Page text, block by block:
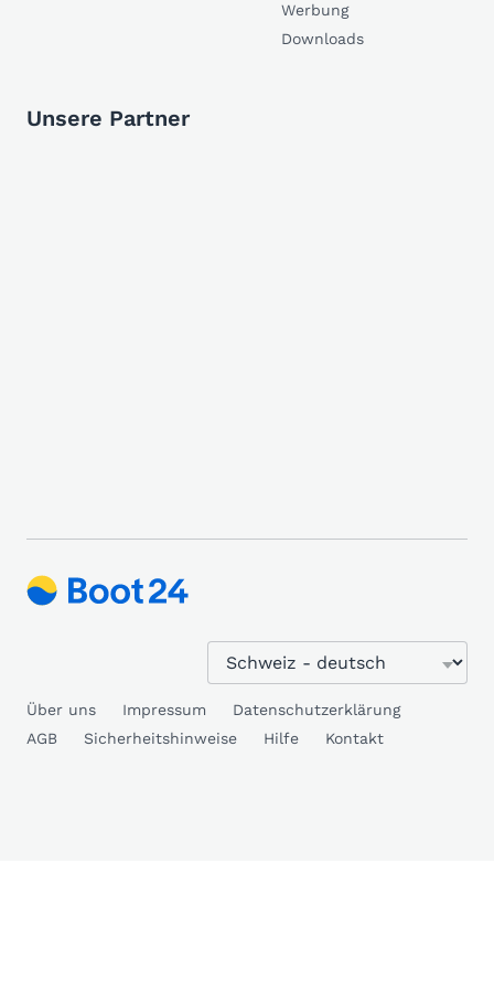
Werbung
Downloads
Unsere Partner
Über uns Impressum
Datenschutzerklärung
AGB
Sicherheitshinweise Hilfe Kontakt